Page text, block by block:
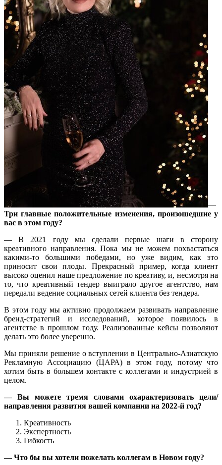
—
Триглавныеположительные изменения, произошедшиеу
вас в этом году?
— В 2021 году мы сделали первые шаги в сторону
креативного направления. Пока мы не можем похвастаться
какими-то большими победами, но уже видим, как это
приносит свои плоды. Прекрасный пример, когда клиент
высоко оценил наше предложение по креативу, и, несмотря на
то, что креативный тендер выиграло другое агентство, нам
передали ведение социальных сетей клиента без тендера.
В этом году мы активно продолжаем развивать направление
бренд-стратегий и исследований, которое появилось в
агентстве в прошлом году. Реализованные кейсы позволяют
делать это более уверенно.
Мы приняли решение о вступлении в Центрально-Азиатскую
Рекламную Ассоциацию (ЦАРА) в этом году, потому что
хотим быть в большем контакте с коллегами и индустрией в
целом.
— Вы можете тремя словами охарактеризовать цели/
направления развития вашей компании на 2022-й год?
Креативность
Экспертность
Гибкость
—Что бы вы хотели пожелать коллегам в Новом году?